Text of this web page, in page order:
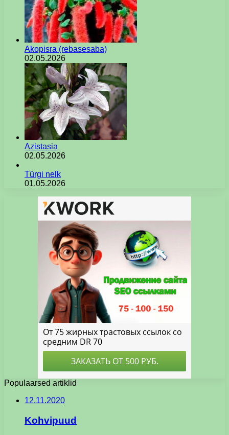
Akopisra (rebasesaba)
02.05.2026
Azistasia
02.05.2026
Türgi nelk
01.05.2026
Populaarsed artiklid
12.11.2020
Kohvipuud